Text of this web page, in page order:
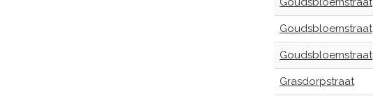
Goudsbloemstraat
Goudsbloemstraat
Grasdorpstraat